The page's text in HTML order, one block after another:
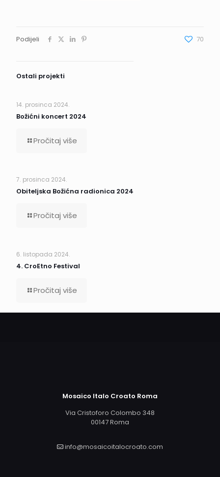
Podijeli 70
Ostali projekti
14. prosinca 2024.
Božićni koncert 2024
Pročitaj više
7. prosinca 2024.
Obiteljska Božićna radionica 2024
Pročitaj više
6. listopada 2024.
4. CroEtno Festival
Pročitaj više
Mosaico Italo Croato Roma
Via Cristoforo Colombo 348
00147 Roma
info@mosaicoitalocroato.com